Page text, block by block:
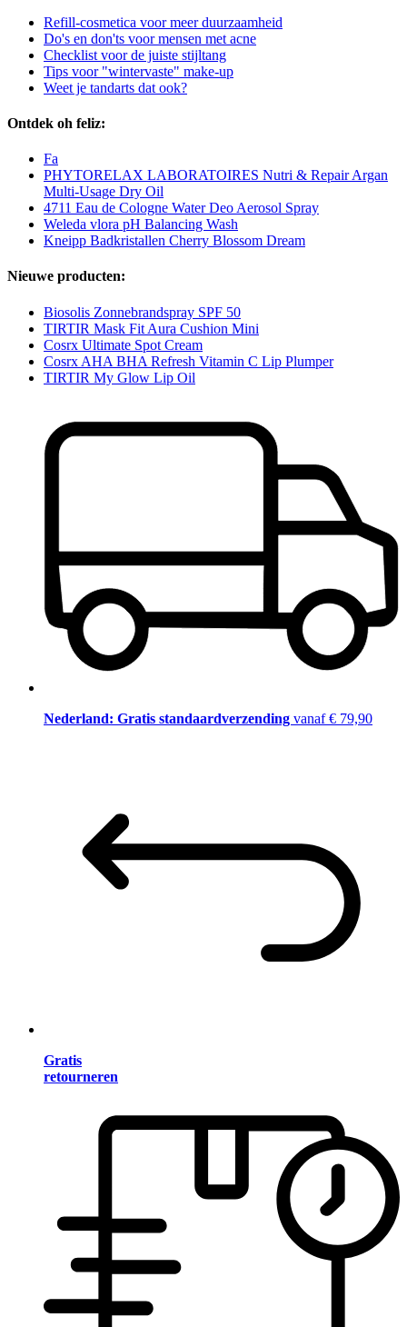
Refill-cosmetica voor meer duurzaamheid
Do's en don'ts voor mensen met acne
Checklist voor de juiste stijltang
Tips voor "wintervaste" make-up
Weet je tandarts dat ook?
Ontdek oh feliz:
Fa
PHYTORELAX LABORATOIRES Nutri & Repair Argan
Multi-Usage Dry Oil
4711 Eau de Cologne Water Deo Aerosol Spray
Weleda vlora pH Balancing Wash
Kneipp Badkristallen Cherry Blossom Dream
Nieuwe producten:
Biosolis Zonnebrandspray SPF 50
TIRTIR Mask Fit Aura Cushion Mini
Cosrx Ultimate Spot Cream
Cosrx AHA BHA Refresh Vitamin C Lip Plumper
TIRTIR My Glow Lip Oil
Nederland: Gratis standaardverzending vanaf € 79,90
Gratis
retourneren